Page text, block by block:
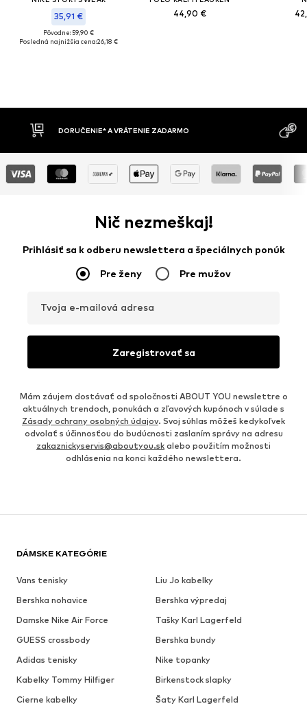
35,91 €
Pôvodne: 59,90 €
Posledná najnižšia cena:26,18 €
44,90 €
DORUČENIE* A VRÁTENIE ZADARMO
Nič nezmeškaj!
Prihlásiť sa k odberu newslettera a špeciálnych ponúk
Pre ženy Pre mužov
Tvoja e-mailová adresa
Zaregistrovať sa
Mám záujem dostávať od spoločnosti ABOUT YOU newslettre o
aktuálnych trendoch, ponukách a zľavových kupónoch v súlade s
Zásady ochrany osobných údajov. Svoj súhlas môžeš kedykoľvek
odvolať s účinnosťou do budúcnosti zaslaním správy na adresu
zakaznickyservis@aboutyou.sk alebo použitím možnosti
odhlásenia na konci každého newslettera.
DÁMSKE KATEGÓRIE
Vans tenisky
Liu Jo kabelky
Bershka nohavice
Bershka výpredaj
Damske Nike Air Force
Tašky Karl Lagerfeld
GUESS crossbody
Bershka bundy
Adidas tenisky
Nike topanky
Kabelky Tommy Hilfiger
Birkenstock slapky
Cierne kabelky
Šaty Karl Lagerfeld